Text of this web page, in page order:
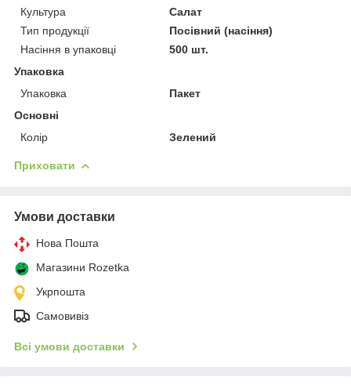
Культура
Салат
Тип продукції
Посівний (насіння)
Насіння в упаковці
500 шт.
Упаковка
Упаковка
Пакет
Основні
Колір
Зелений
Приховати
Умови доставки
Нова Пошта
Магазини Rozetka
Укрпошта
Самовивіз
Всі умови доставки